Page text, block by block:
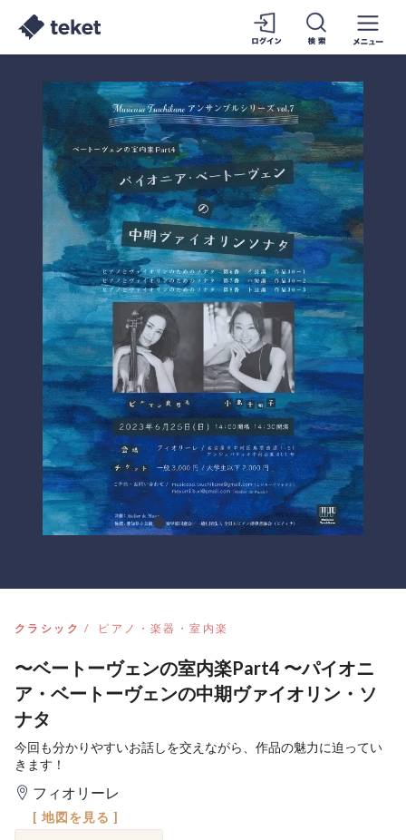
クラシック ピアノ・楽器・室内楽
〜ベートーヴェンの室内楽Part4 〜パイオニ
ア・ベートーヴェンの中期ヴァイオリン・ソ
ナタ
今回も分かりやすいお話しを交えながら、作品の魅力に迫ってい
きます！
フィオリーレ
[ 地図を見る ]